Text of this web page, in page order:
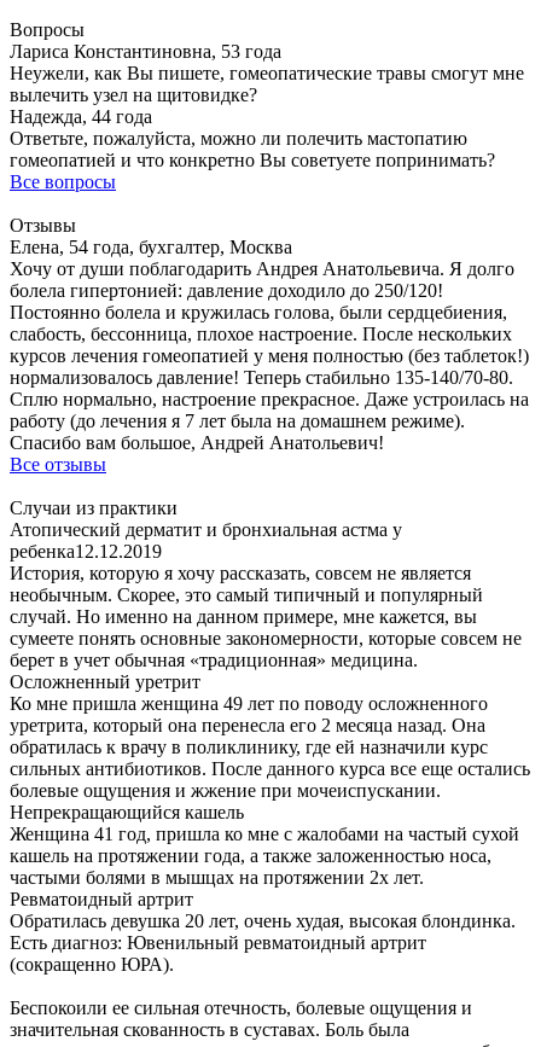
Вопросы
Лариса Константиновна, 53 года
Неужели, как Вы пишете, гомеопатические травы смогут мне
вылечить узел на щитовидке?
Надежда, 44 года
Ответьте, пожалуйста, можно ли полечить мастопатию
гомеопатией и что конкретно Вы советуете попринимать?
Все вопросы
Отзывы
Елена, 54 года, бухгалтер, Москва
Хочу от души поблагодарить Андрея Анатольевича. Я долго
болела гипертонией: давление доходило до 250/120!
Постоянно болела и кружилась голова, были сердцебиения,
слабость, бессонница, плохое настроение. После нескольких
курсов лечения гомеопатией у меня полностью (без таблеток!)
нормализовалось давление! Теперь стабильно 135-140/70-80.
Сплю нормально, настроение прекрасное. Даже устроилась на
работу (до лечения я 7 лет была на домашнем режиме).
Спасибо вам большое, Андрей Анатольевич!
Все отзывы
Случаи из практики
Атопический дерматит и бронхиальная астма у
ребенка12.12.2019
История, которую я хочу рассказать, совсем не является
необычным. Скорее, это самый типичный и популярный
случай. Но именно на данном примере, мне кажется, вы
сумеете понять основные закономерности, которые совсем не
берет в учет обычная «традиционная» медицина.
Осложненный уретрит
Ко мне пришла женщина 49 лет по поводу осложненного
уретрита, который она перенесла его 2 месяца назад. Она
обратилась к врачу в поликлинику, где ей назначили курс
сильных антибиотиков. После данного курса все еще остались
болевые ощущения и жжение при мочеиспускании.
Непрекращающийся кашель
Женщина 41 год, пришла ко мне с жалобами на частый сухой
кашель на протяжении года, а также заложенностью носа,
частыми болями в мышцах на протяжении 2х лет.
Ревматоидный артрит
Обратилась девушка 20 лет, очень худая, высокая блондинка.
Есть диагноз: Ювенильный ревматоидный артрит
(сокращенно ЮРА).
Беспокоили ее сильная отечность, болевые ощущения и
значительная скованность в суставах. Боль была